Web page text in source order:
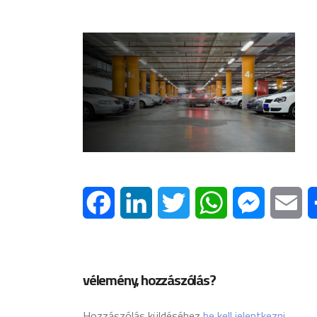
FacebookLinkedIn Twitter WhatsApp
vélemény, hozzászólás?